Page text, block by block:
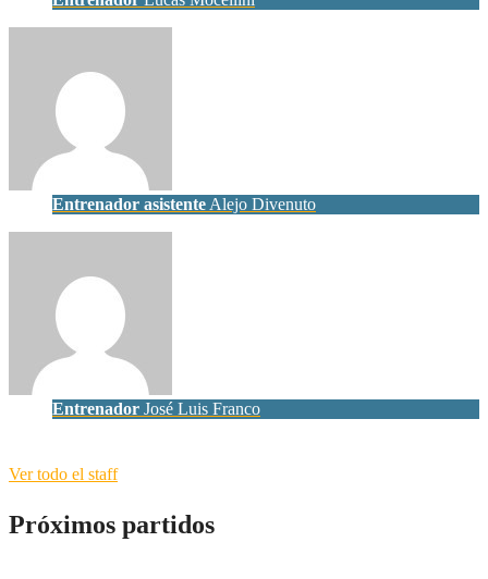
Entrenador asistente Alejo Divenuto
Entrenador José Luis Franco
Ver todo el staff
Próximos partidos